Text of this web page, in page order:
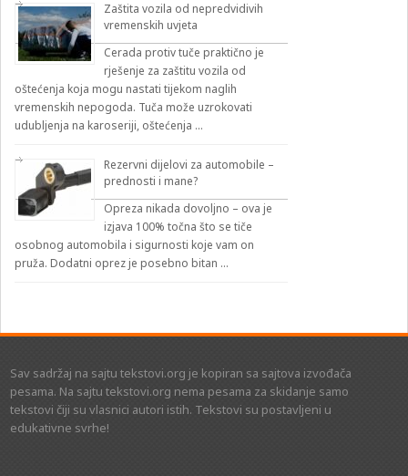
Zaštita vozila od nepredvidivih
vremenskih uvjeta
Cerada protiv tuče praktično je
rješenje za zaštitu vozila od
oštećenja koja mogu nastati tijekom naglih
vremenskih nepogoda. Tuča može uzrokovati
udubljenja na karoseriji, oštećenja …
Rezervni dijelovi za automobile –
prednosti i mane?
Opreza nikada dovoljno – ova je
izjava 100% točna što se tiče
osobnog automobila i sigurnosti koje vam on
pruža. Dodatni oprez je posebno bitan …
Sav sadržaj na sajtu tekstovi.org je kopiran sa sajtova izvođača
pesama. Na sajtu tekstovi.org nema pesama za skidanje samo
tekstovi čiji su vlasnici autori istih. Tekstovi su postavljeni u
edukativne svrhe!